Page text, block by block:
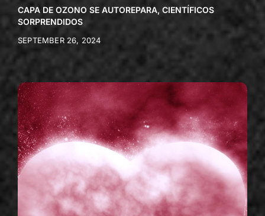
CAPA DE OZONO SE AUTOREPARA, CIENTÍFICOS
SORPRENDIDOS
SEPTEMBER 26, 2024